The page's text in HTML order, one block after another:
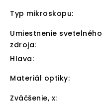
Typ mikroskopu:
Umiestnenie svetelného
zdroja:
Hlava:
Materiál optiky:
Zväčšenie, x: